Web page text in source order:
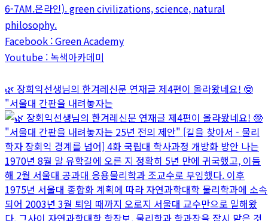
6-7AM.온라인). green civilizations, science, natural
philosophy.
Facebook : Green Academy
Youtube : 녹색아카데미
🌿 장회익선생님의 한겨레신문 연재글 제4편이 올라왔네요! 🤓
"서울대 간판을 내려놓자는